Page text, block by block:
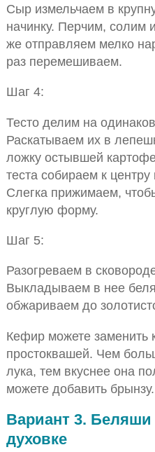
Сыр измельчаем в
начинку. Перчим,
же отправляем мелко
раз перемешиваем.
Шаг 4:
Тесто делим на
Раскатываем их в
ложку остывшей
теста собираем к
Слегка прижимаем,
круглую форму.
Шаг 5:
Разогреваем в
Выкладываем в нее
обжариваем до
Кефир можете заменить
простоквашей. Чем
лука, тем вкуснее она
можете добавить брынзу.
Вариант 3. Беляши
духовке